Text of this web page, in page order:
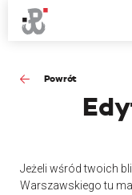
Powrót
Jeżeli wśród twoich
Warszawskiego tu